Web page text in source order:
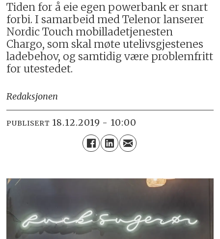
Tiden for å eie egen powerbank er snart
forbi. I samarbeid med Telenor lanserer
Nordic Touch mobilladetjenesten
Chargo, som skal møte utelivsgjestenes
ladebehov, og samtidig være problemfritt
for utestedet.
Redaksjonen
PUBLISERT 18.12.2019 - 10:00